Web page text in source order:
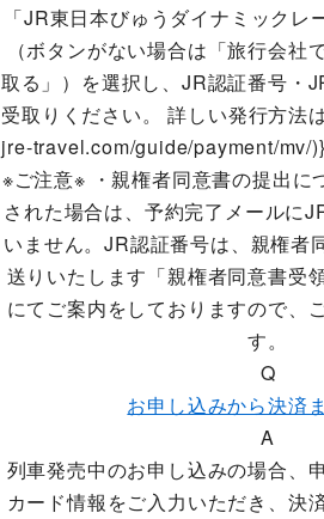
「JR東日本びゅうダイナミックレ
（ボタンがない場合は「旅行会社
取る」）を選択し、JR認証番号・
受取りください。 詳しい発行方法
jre-travel.com/guide/payment/mv/
※ご注意※ ・親権者同意書の提出に
された場合は、予約完了メールに
いません。JR認証番号は、親権者
送りいたします「親権者同意書受
にてご案内をしておりますので、
す。
Q
お申し込みから決済
A
列車発売中のお申し込みの場合、
カード情報をご入力いただき、決